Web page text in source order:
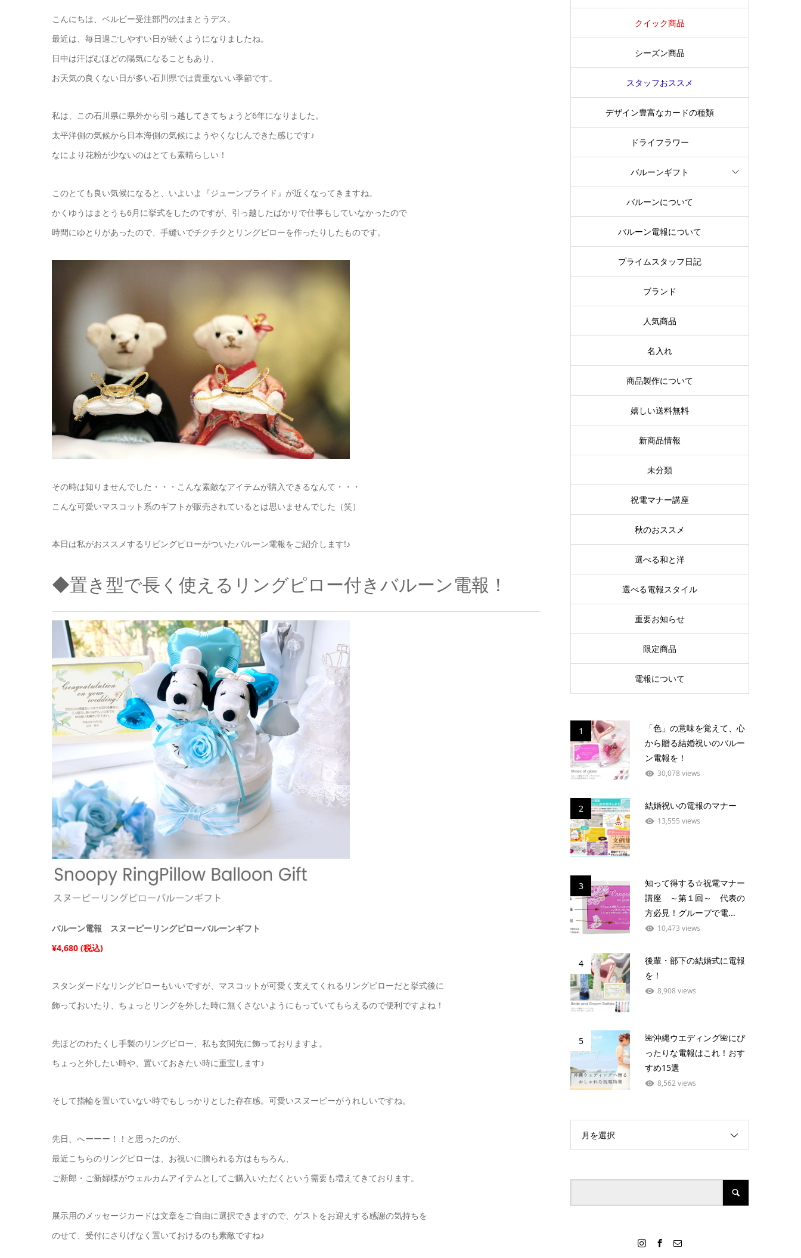
こんにちは、ベルビー受注部門のはまとうデス。
最近は、毎日過ごしやすい日が続くようになりましたね。
日中は汗ばむほどの陽気になることもあり、
お天気の良くない日が多い石川県では貴重ないい季節です。
私は、この石川県に県外から引っ越してきてちょうど6年になりました。
太平洋側の気候から日本海側の気候にようやくなじんできた感じです♪
なにより花粉が少ないのはとても素晴らしい！
このとても良い気候になると、いよいよ『ジューンブライド』が近くなってきますね。
かくゆうはまとうも6月に挙式をしたのですが、引っ越したばかりで仕事もしていなかったので
時間にゆとりがあったので、手縫いでチクチクとリングピローを作ったりしたものです。
その時は知りませんでした・・・こんな素敵なアイテムが購入できるなんて・・・
こんな可愛いマスコット系のギフトが販売されているとは思いませんでした（笑）
本日は私がおススメするリビングピローがついたバルーン電報をご紹介します!♪
◆置き型で長く使えるリングピロー付きバルーン電報！
バルーン電報 スヌーピーリングピローバルーンギフト
¥4,680 (税込)
スタンダードなリングピローもいいですが、マスコットが可愛く支えてくれるリングピローだと挙式後に
飾っておいたり、ちょっとリングを外した時に無くさないようにもっていてもらえるので便利ですよね！
先ほどのわたくし手製のリングピロー、私も玄関先に飾っておりますよ。
ちょっと外したい時や、置いておきたい時に重宝します♪
そして指輪を置いていない時でもしっかりとした存在感。可愛いスヌーピーがうれしいですね。
先日、へーーー！！と思ったのが、
最近こちらのリングピローは、お祝いに贈られる方はもちろん、
ご新郎・ご新婦様がウェルカムアイテムとしてご購入いただくという需要も増えてきております。
展示用のメッセージカードは文章をご自由に選択できますので、ゲストをお迎えする感謝の気持ちを
のせて、受付にさりげなく置いておけるのも素敵ですね♪
クイック商品
シーズン商品
スタッフおススメ
デザイン豊富なカードの種類
ドライフラワー
バルーンギフト
バルーンについて
バルーン電報について
プライムスタッフ日記
ブランド
人気商品
名入れ
商品製作について
嬉しい送料無料
新商品情報
未分類
祝電マナー講座
秋のおススメ
選べる和と洋
選べる電報スタイル
重要お知らせ
限定商品
電報について
1
「色」の意味を覚えて、心
から贈る結婚祝いのバルー
ン電報を！
30,078 views
2 結婚祝いの電報のマナー
13,555 views
3
知って得する☆祝電マナー
講座 ～第１回～ 代表の
方必見！グループで電...
10,473 views
4
後輩・部下の結婚式に電報
を！
8,908 views
5
🌺沖縄ウエディング🌺にぴ
ったりな電報はこれ！おす
すめ15選
8,562 views
月を選択